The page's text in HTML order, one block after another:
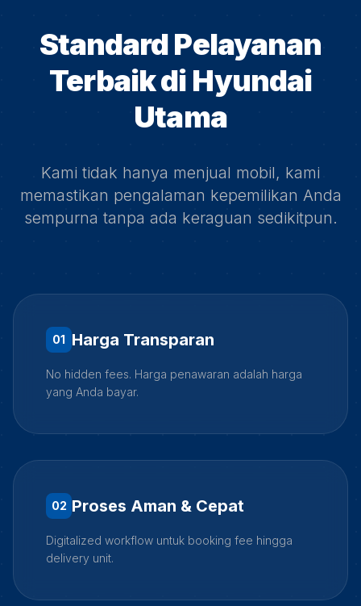
Standard Pelayanan
Terbaik di Hyundai
Utama
Kami tidak hanya menjual mobil, kami
memastikan pengalaman kepemilikan Anda
sempurna tanpa ada keraguan sedikitpun.
01 Harga Transparan
No hidden fees. Harga penawaran adalah harga
yang Anda bayar.
02 Proses Aman & Cepat
Digitalized workflow untuk booking fee hingga
delivery unit.